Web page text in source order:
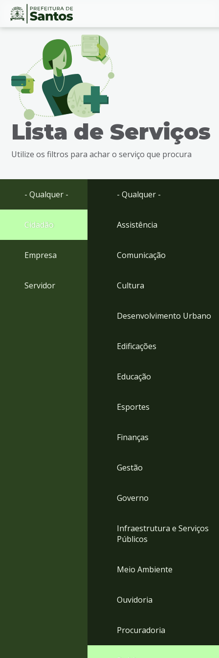
Ir
busca
Ir
rodapé
Conteúdo
Lista de Serviços
Utilize os filtros para achar o serviço que procura
- Qualquer -
Cidadão
Empresa
Servidor
- Qualquer -
Assistência
Comunicação
Cultura
Desenvolvimento Urbano
Edificações
Educação
Esportes
Finanças
Gestão
Governo
Infraestrutura e Serviços
Públicos
Meio Ambiente
Ouvidoria
Procuradoria